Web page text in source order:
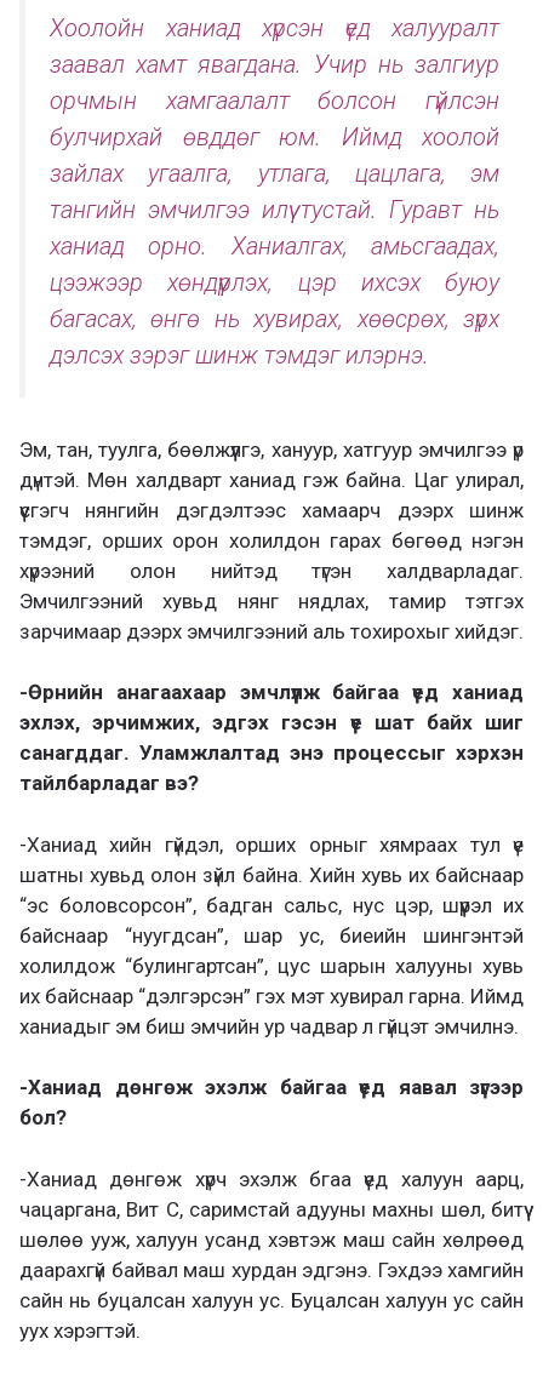
Хоолойн ханиад хүрсэн үед халууралт
заавал хамт явагдана. Учир нь залгиур
орчмын хамгаалалт болсон гүйлсэн
булчирхай өвддөг юм. Иймд хоолой
зайлах угаалга, утлага, цацлага, эм
тангийн эмчилгээ илүү тустай. Гуравт нь
ханиад орно. Ханиалгах, амьсгаадах,
цээжээр хөндүүрлэх, цэр ихсэх буюу
багасах, өнгө нь хувирах, хөөсрөх, зүрх
дэлсэх зэрэг шинж тэмдэг илэрнэ.
Эм, тан, туулга, бөөлжүүлгэ, хануур, хатгуур эмчилгээ үр
дүнтэй. Мөн халдварт ханиад гэж байна. Цаг улирал,
үүсгэгч нянгийн дэгдэлтээс хамаарч дээрх шинж
тэмдэг, орших орон холилдон гарах бөгөөд нэгэн
хүрээний олон нийтэд түгэн халдварладаг.
Эмчилгээний хувьд нянг нядлах, тамир тэтгэх
зарчимаар дээрх эмчилгээний аль тохирохыг хийдэг.
-Өрнийн анагаахаар эмчлүүлж байгаа үед ханиад
эхлэх, эрчимжих, эдгэх гэсэн үе шат байх шиг
санагддаг. Уламжлалтад энэ процессыг хэрхэн
тайлбарладаг вэ?
-Ханиад хийн гүйдэл, орших орныг хямраах тул үе
шатны хувьд олон зүйл байна. Хийн хувь их байснаар
“эс боловсорсон”, бадган сальс, нус цэр, шүүрэл их
байснаар “нуугдсан”, шар ус, биеийн шингэнтэй
холилдож “булингартсан”, цус шарын халууны хувь
их байснаар “дэлгэрсэн” гэх мэт хувирал гарна. Иймд
ханиадыг эм биш эмчийн ур чадвар л гүйцэт эмчилнэ.
-Ханиад дөнгөж эхэлж байгаа үед яавал зүгээр
бол?
-Ханиад дөнгөж хүрч эхэлж бгаа үед халуун аарц,
чацаргана, Вит С, саримстай адууны махны шөл, битүү
шөлөө ууж, халуун усанд хэвтэж маш сайн хөлрөөд
даарахгүй байвал маш хурдан эдгэнэ. Гэхдээ хамгийн
сайн нь буцалсан халуун ус. Буцалсан халуун ус сайн
уух хэрэгтэй.